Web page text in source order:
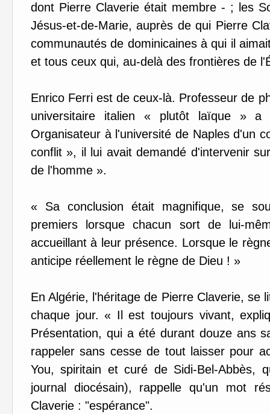
dont Pierre Claverie était membre - ; les
Jésus-et-de-Marie, auprès de qui Pierre
communautés de dominicaines à qui il
et tous ceux qui, au-delà des frontières de
Enrico Ferri est de ceux-là. Professeur de
universitaire italien « plutôt laïque » a
Organisateur à l'université de Naples d'un
conflit », il lui avait demandé d'intervenir
de l'homme ».
« Sa conclusion était magnifique, se
premiers lorsque chacun sort de lui-
accueillant à leur présence. Lorsque le
anticipe réellement le règne de Dieu ! »
En Algérie, l'héritage de Pierre Claverie, se
chaque jour. « Il est toujours vivant,
Présentation, qui a été durant douze ans
rappeler sans cesse de tout laisser pour
You, spiritain et curé de Sidi-Bel-Abbès,
journal diocésain), rappelle qu'un mot
Claverie : "espérance".